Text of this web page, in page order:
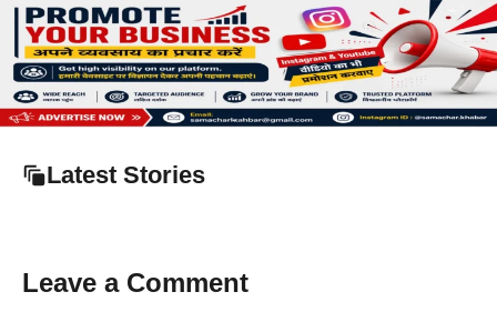
Latest Stories
Leave a Comment